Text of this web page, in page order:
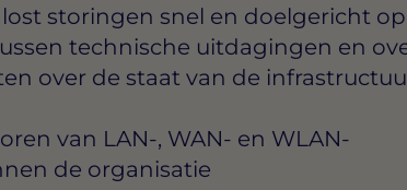
storingen snel en doelgericht
technische uitdagingen en
over de staat van de
van LAN-, WAN- en WLAN-
de organisatie